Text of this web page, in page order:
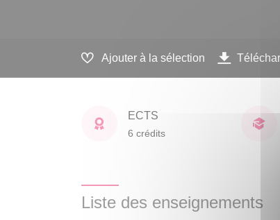
Ajouter à la sélection
ECTS
6 crédits
Liste des enseignements